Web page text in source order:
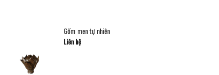
Gốm men tự nhiên
Liên hệ